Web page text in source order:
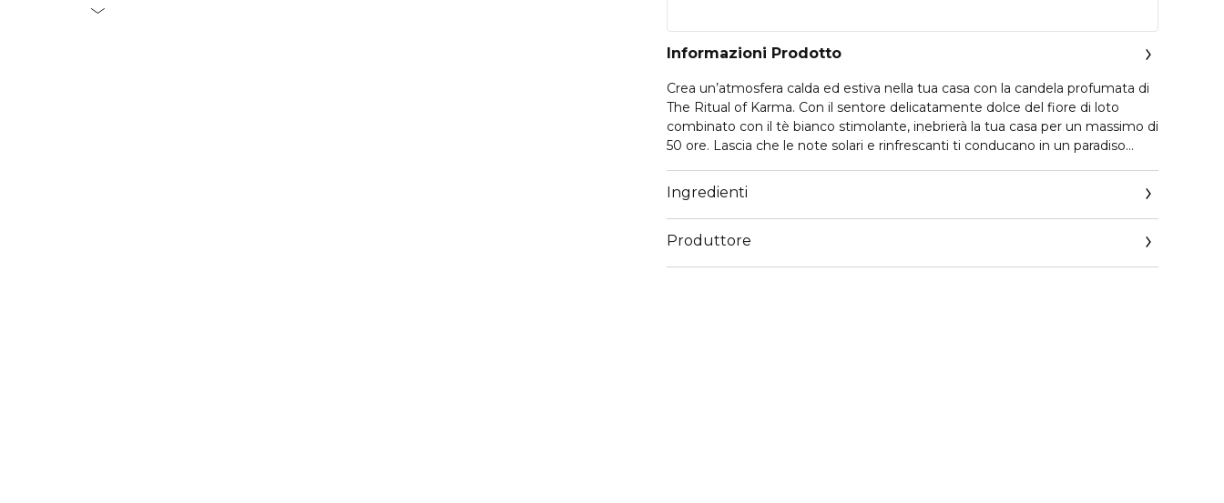
Informazioni Prodotto
Crea un’atmosfera calda ed estiva nella tua casa con la candela profumata di
The Ritual of Karma. Con il sentore delicatamente dolce del fiore di loto
combinato con il tè bianco stimolante, inebrierà la tua casa per un massimo di
50 ore. Lascia che le note solari e rinfrescanti ti conducano in un paradiso
pompelmo, questa composizione tonificante e frizzante svela un cuore
morbido a base di fiore di loto, fiore d’arancio e lillà. Il fondo legnoso di
muschio e legno di sandalo prolunga il profumo di una sera d’estate per ore e
ore. Per migliorare la tua esperienza olfattiva, abbinala ai bastoncini profumati
Ingredienti
Produttore